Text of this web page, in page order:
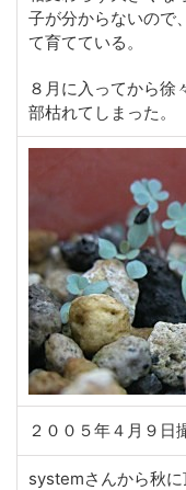
子が分からないので
て育てている。
８月に入ってから徐
部枯れてしまった。
２００５年４月９日
systemさんから秋に